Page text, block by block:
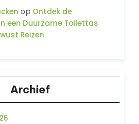
op Ontdek de
een Duurzame Toilettas
Reizen
Archief